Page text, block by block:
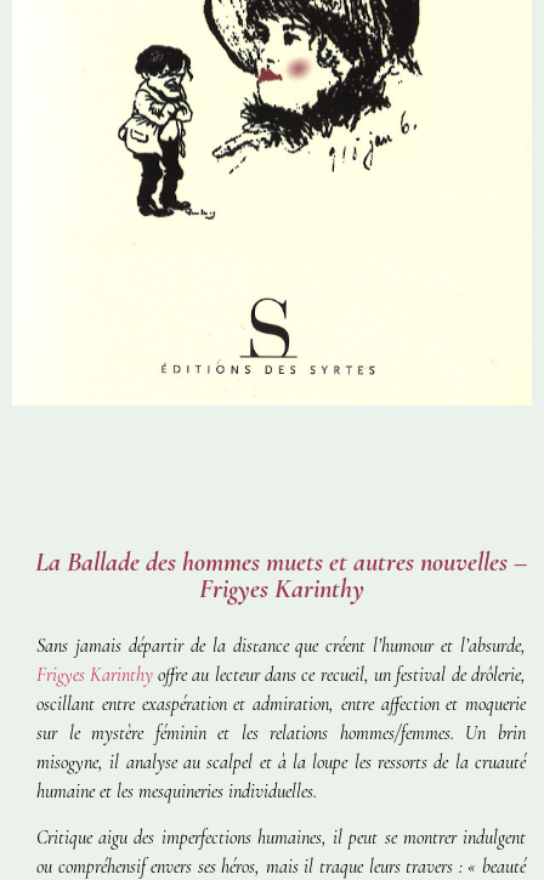
La Ballade des hommes muets et autres nouvelles –
Frigyes Karinthy
Sans jamais départir de la distance que créent l’humour et l’absurde,
Frigyes Karinthy offre au lecteur dans ce recueil, un festival de drôlerie,
oscillant entre exaspération et admiration, entre affection et moquerie
sur le mystère féminin et les relations hommes/femmes. Un brin
misogyne, il analyse au scalpel et à la loupe les ressorts de la cruauté
humaine et les mesquineries individuelles.
Critique aigu des imperfections humaines, il peut se montrer indulgent
ou compréhensif envers ses héros, mais il traque leurs travers : « beauté